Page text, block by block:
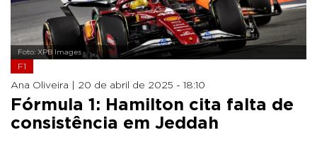
Foto: XPB Images
F1
Ana Oliveira | 20 de abril de 2025 - 18:10
Fórmula 1: Hamilton cita falta de
consistência em Jeddah